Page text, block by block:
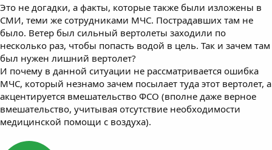
Это не догадки, а факты, которые также были изложены в
СМИ, теми же сотрудниками МЧС. Пострадавших там не
было. Ветер был сильный вертолеты заходили по
несколько раз, чтобы попасть водой в цель. Так и зачем там
был нужен лишний вертолет?
И почему в данной ситуации не рассматривается ошибка
МЧС, который незнамо зачем посылает туда этот вертолет, а
акцентируется вмешательство ФСО (вполне даже верное
вмешательство, учитывая отсутствие необходимости
медицинской помощи с воздуха).